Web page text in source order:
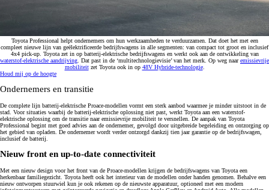
Toyota Professional helpt ondernemers om hun werkzaamheden te verduurzamen. Dat doet het met een
compleet nieuwe lijn van geëlektrificeerde bedrijfswagens in alle segmenten: van compact tot groot en inclusief
4x4 pick-up. Toyota zet in op batterij-elektrische bedrijfswagens en werkt ook aan de ontwikkeling van
waterstof-elektrische aandrijving . Dat past in de ‘multitechnologievisie’ van het merk. Op weg naaremissievrije
mobiliteitzet Toyota ook in op 48V Hybride-technologie.
Houd mij op de hoogte
Ondernemers en transitie
De complete lijn batterij-elektrische Proace-modellen vormt een sterk aanbod waarmee je minder uitstoot in de
stad. Voor situaties waarbij de batterij-elektrische oplossing niet past, werkt Toyota aan een waterstof-
elektrische oplossing om de transitie naar emissievrije mobiliteit te versnellen. De aanpak van Toyota
Professional begint met goed advies aan de ondernemer, gevolgd door uitgebreide begeleiding en ontzorging op
het gebied van opladen. De ondernemer wordt verder ontzorgd dankzij tien jaar garantie op de bedrijfswagen,
inclusief de batterij.
Nieuw front en up-to-date connectiviteit
Met een nieuw design voor het front van de Proace-modellen krijgen de bedrijfswagens van Toyota een
herkenbaar familiegezicht. Toyota heeft ook het interieur van de modellen onder handen genomen. Behalve een
nieuw ontworpen stuurwiel kun je ook rekenen op de nieuwste apparatuur, optioneel met een modern